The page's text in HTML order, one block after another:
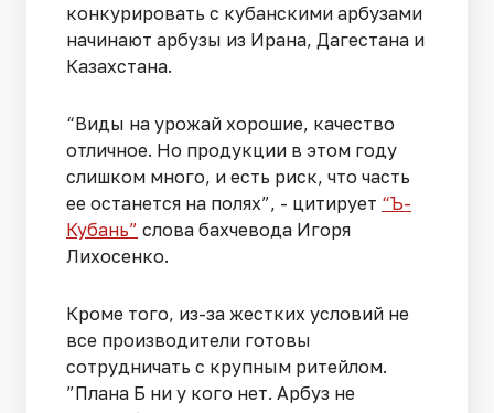
конкурировать с кубанскими арбузами
начинают арбузы из Ирана, Дагестана и
Казахстана.
“Виды на урожай хорошие, качество
отличное. Но продукции в этом году
слишком много, и есть риск, что часть
ее останется на полях”, - цитирует “Ъ-
Кубань” слова бахчевода Игоря
Лихосенко.
Кроме того, из-за жестких условий не
все производители готовы
сотрудничать с крупным ритейлом.
”Плана Б ни у кого нет. Арбуз не